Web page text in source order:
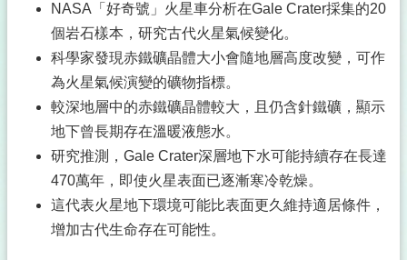
NASA「好奇號」火星車分析在Gale Crater採集的20
個岩石樣本，研究古代火星氣候變化。
科學家發現赤鐵礦晶體大小會隨地層高度改變，可作
為火星氣候演變的礦物指標。
較深地層中的赤鐵礦晶體較大，且仍含針鐵礦，顯示
地下曾長期存在溫暖液態水。
研究推測，Gale Crater深層地下水可能持續存在長達
470萬年，即使火星表面已逐漸寒冷乾燥。
這代表火星地下環境可能比表面更久維持適居條件，
增加古代生命存在可能性。